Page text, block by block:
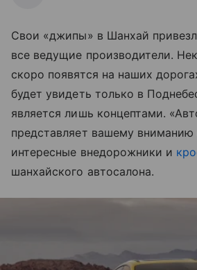
Свои «джипы» в Шанхай
все ведущие производители.
скоро появятся на наших
будет увидеть только в
является лишь концептами.
представляет вашему
интересные внедорожники и
шанхайского автосалона.